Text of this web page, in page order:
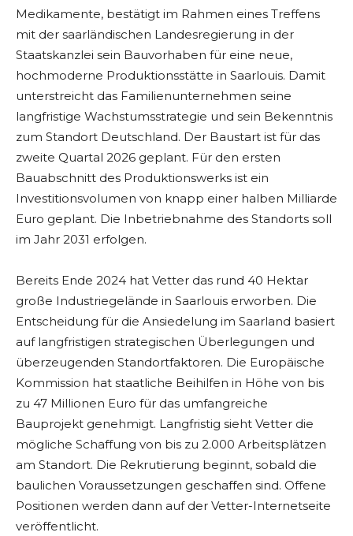
Medikamente, bestätigt im Rahmen eines Treffens
mit der saarländischen Landesregierung in der
Staatskanzlei sein Bauvorhaben für eine neue,
hochmoderne Produktionsstätte in Saarlouis. Damit
unterstreicht das Familienunternehmen seine
langfristige Wachstumsstrategie und sein Bekenntnis
zum Standort Deutschland. Der Baustart ist für das
zweite Quartal 2026 geplant. Für den ersten
Bauabschnitt des Produktionswerks ist ein
Investitionsvolumen von knapp einer halben Milliarde
Euro geplant. Die Inbetriebnahme des Standorts soll
im Jahr 2031 erfolgen.
Bereits Ende 2024 hat Vetter das rund 40 Hektar
große Industriegelände in Saarlouis erworben. Die
Entscheidung für die Ansiedelung im Saarland basiert
auf langfristigen strategischen Überlegungen und
überzeugenden Standortfaktoren. Die Europäische
Kommission hat staatliche Beihilfen in Höhe von bis
zu 47 Millionen Euro für das umfangreiche
Bauprojekt genehmigt. Langfristig sieht Vetter die
mögliche Schaffung von bis zu 2.000 Arbeitsplätzen
am Standort. Die Rekrutierung beginnt, sobald die
baulichen Voraussetzungen geschaffen sind. Offene
Positionen werden dann auf der Vetter-Internetseite
veröffentlicht.